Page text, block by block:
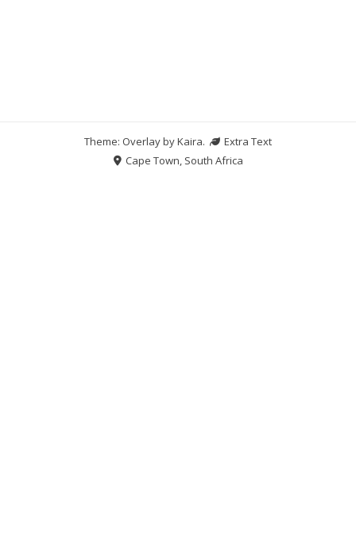
Theme: Overlay byKaira.
Extra Text
Cape Town, South Africa